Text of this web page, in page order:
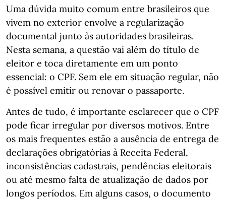
Uma dúvida muito comum entre brasileiros que
vivem no exterior envolve a regularização
documental junto às autoridades brasileiras.
Nesta semana, a questão vai além do título de
eleitor e toca diretamente em um ponto
essencial: o CPF. Sem ele em situação regular, não
é possível emitir ou renovar o passaporte.
Antes de tudo, é importante esclarecer que o CPF
pode ficar irregular por diversos motivos. Entre
os mais frequentes estão a ausência de entrega de
declarações obrigatórias à Receita Federal,
inconsistências cadastrais, pendências eleitorais
ou até mesmo falta de atualização de dados por
longos períodos. Em alguns casos, o documento